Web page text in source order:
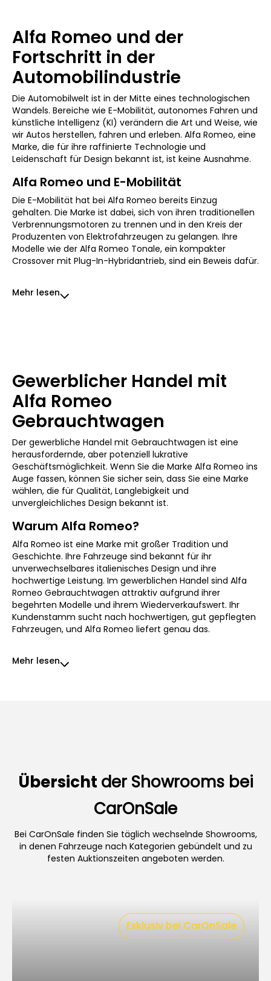
Alfa Romeo und der
Fortschritt in der
Automobilindustrie
Die Automobilwelt ist in der Mitte eines technologischen
Wandels. Bereiche wie E-Mobilität, autonomes Fahren und
künstliche Intelligenz (KI) verändern die Art und Weise, wie
wir Autos herstellen, fahren und erleben. Alfa Romeo, eine
Marke, die für ihre raffinierte Technologie und
Leidenschaft für Design bekannt ist, ist keine Ausnahme.
Alfa Romeo und E-Mobilität
Die E-Mobilität hat bei Alfa Romeo bereits Einzug
gehalten. Die Marke ist dabei, sich von ihren traditionellen
Verbrennungsmotoren zu trennen und in den Kreis der
Produzenten von Elektrofahrzeugen zu gelangen. Ihre
Modelle wie der Alfa Romeo Tonale, ein kompakter
Crossover mit Plug-In-Hybridantrieb, sind ein Beweis dafür.
Mehr lesen
Gewerblicher Handel mit
Alfa Romeo
Gebrauchtwagen
Der gewerbliche Handel mit Gebrauchtwagen ist eine
herausfordernde, aber potenziell lukrative
Geschäftsmöglichkeit. Wenn Sie die Marke Alfa Romeo ins
Auge fassen, können Sie sicher sein, dass Sie eine Marke
wählen, die für Qualität, Langlebigkeit und
unvergleichliches Design bekannt ist.
Warum Alfa Romeo?
Alfa Romeo ist eine Marke mit großer Tradition und
Geschichte. Ihre Fahrzeuge sind bekannt für ihr
unverwechselbares italienisches Design und ihre
hochwertige Leistung. Im gewerblichen Handel sind Alfa
Romeo Gebrauchtwagen attraktiv aufgrund ihrer
begehrten Modelle und ihrem Wiederverkaufswert. Ihr
Kundenstamm sucht nach hochwertigen, gut gepflegten
Fahrzeugen, und Alfa Romeo liefert genau das.
Mehr lesen
Übersicht der Showrooms bei
CarOnSale
Bei CarOnSale finden Sie täglich wechselnde Showrooms,
in denen Fahrzeuge nach Kategorien gebündelt und zu
festen Auktionszeiten angeboten werden.
Exklusiv bei CarOnSale